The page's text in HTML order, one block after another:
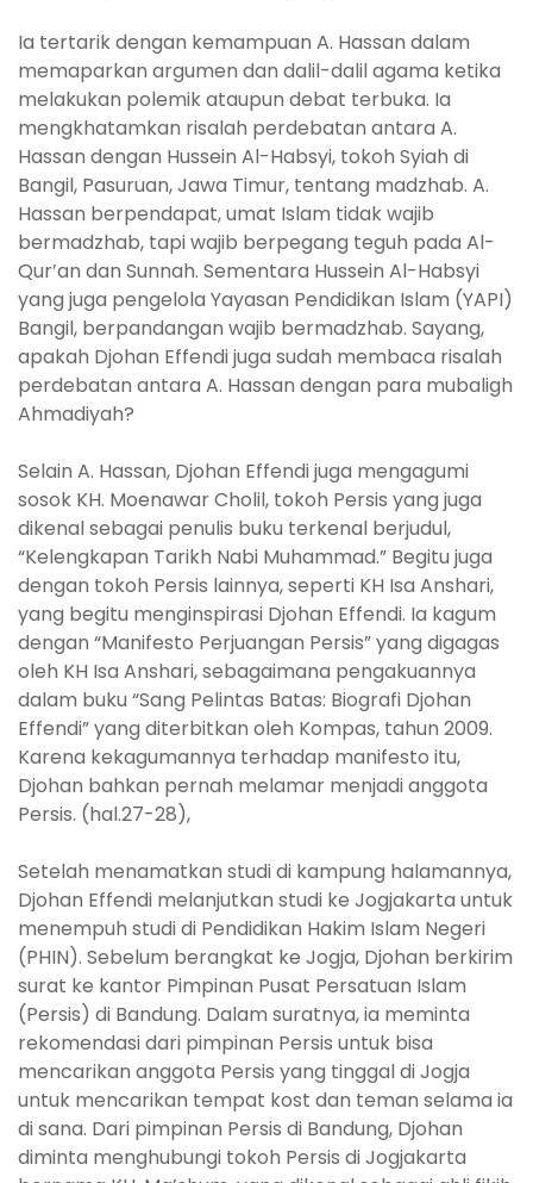
Ia tertarik dengan kemampuan A. Hassan dalam
memaparkan argumen dan dalil-dalil agama ketika
melakukan polemik ataupun debat terbuka. Ia
mengkhatamkan risalah perdebatan antara A.
Hassan dengan Hussein Al-Habsyi, tokoh Syiah di
Bangil, Pasuruan, Jawa Timur, tentang madzhab. A.
Hassan berpendapat, umat Islam tidak wajib
bermadzhab, tapi wajib berpegang teguh pada Al-
Qur’an dan Sunnah. Sementara Hussein Al-Habsyi
yang juga pengelola Yayasan Pendidikan Islam (YAPI)
Bangil, berpandangan wajib bermadzhab. Sayang,
apakah Djohan Effendi juga sudah membaca risalah
perdebatan antara A. Hassan dengan para mubaligh
Ahmadiyah?
Selain A. Hassan, Djohan Effendi juga mengagumi
sosok KH. Moenawar Cholil, tokoh Persis yang juga
dikenal sebagai penulis buku terkenal berjudul,
“Kelengkapan Tarikh Nabi Muhammad.” Begitu juga
dengan tokoh Persis lainnya, seperti KH Isa Anshari,
yang begitu menginspirasi Djohan Effendi. Ia kagum
dengan “Manifesto Perjuangan Persis” yang digagas
oleh KH Isa Anshari, sebagaimana pengakuannya
dalam buku “Sang Pelintas Batas: Biografi Djohan
Effendi” yang diterbitkan oleh Kompas, tahun 2009.
Karena kekagumannya terhadap manifesto itu,
Djohan bahkan pernah melamar menjadi anggota
Persis. (hal.27-28),
Setelah menamatkan studi di kampung halamannya,
Djohan Effendi melanjutkan studi ke Jogjakarta untuk
menempuh studi di Pendidikan Hakim Islam Negeri
(PHIN). Sebelum berangkat ke Jogja, Djohan berkirim
surat ke kantor Pimpinan Pusat Persatuan Islam
(Persis) di Bandung. Dalam suratnya, ia meminta
rekomendasi dari pimpinan Persis untuk bisa
mencarikan anggota Persis yang tinggal di Jogja
untuk mencarikan tempat kost dan teman selama ia
di sana. Dari pimpinan Persis di Bandung, Djohan
diminta menghubungi tokoh Persis di Jogjakarta